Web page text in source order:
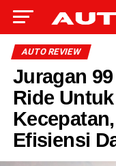
AUTO REVIEW
Juragan
Ride
Efisiensi